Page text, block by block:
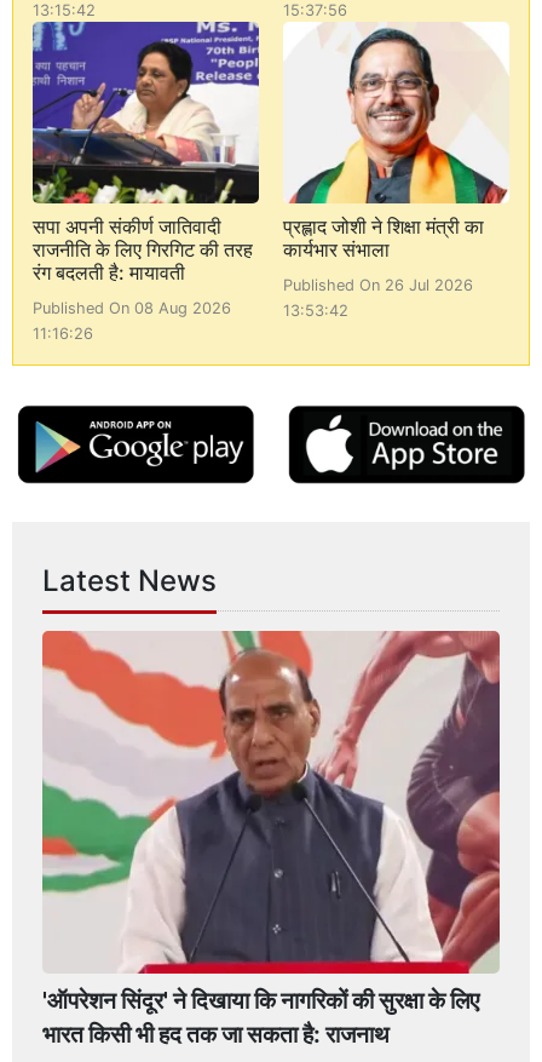
13:15:42
15:37:56
सपा अपनी संकीर्ण जातिवादी
राजनीति के लिए गिरगिट की तरह
रंग बदलती है: मायावती
Published On 08 Aug 2026
11:16:26
प्रह्लाद जोशी ने शिक्षा मंत्री का
कार्यभार संभाला
Published On 26 Jul 2026
13:53:42
Latest News
'ऑपरेशन सिंदूर' ने दिखाया कि नागरिकों की सुरक्षा के लिए
भारत किसी भी हद तक जा सकता है: राजनाथ